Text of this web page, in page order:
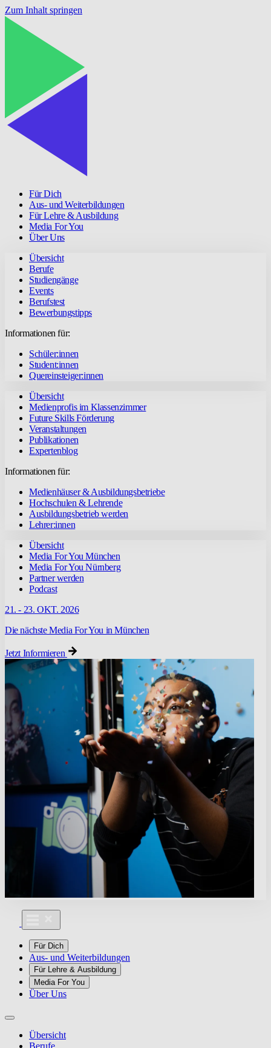
Zum Inhalt springen
Für Dich
Aus- und Weiterbildungen
Für Lehre & Ausbildung
Media For You
Über Uns
Übersicht
Berufe
Studiengänge
Events
Berufstest
Bewerbungstipps
Informationen für:
Schüler:innen
Student:innen
Quereinsteiger:innen
Übersicht
Medienprofis im Klassenzimmer
Future Skills Förderung
Veranstaltungen
Publikationen
Expertenblog
Informationen für:
Medienhäuser & Ausbildungsbetriebe
Hochschulen & Lehrende
Ausbildungsbetrieb werden
Lehrer:innen
Übersicht
Media For You München
Media For You Nürnberg
Partner werden
Podcast
21. - 23. OKT. 2026
Die nächste Media For You in München
Jetzt Informieren
Für Dich
Aus- und Weiterbildungen
Für Lehre & Ausbildung
Media For You
Über Uns
Übersicht
Berufe